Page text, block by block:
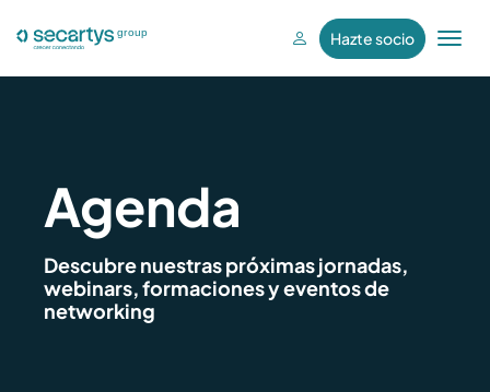
T
Hazte socio
Agenda
Descubre nuestras próximas jornadas,
webinars, formaciones y eventos de
networking